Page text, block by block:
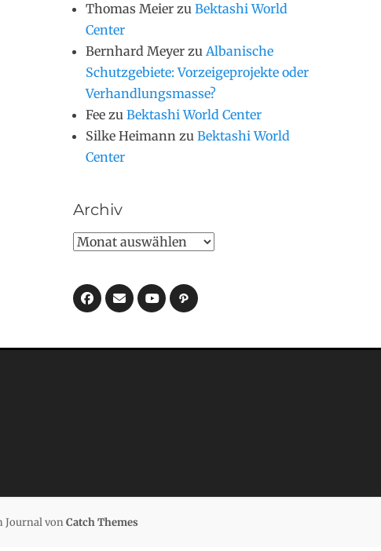
Thomas Meier zu Bektashi World
Center
Bernhard Meyer zu Albanische
Schutzgebiete: Vorzeigeprojekte oder
Verhandlungsmasse?
Fee zu Bektashi World Center
Silke Heimann zu Bektashi World
Center
Archiv
Archiv
Facebook
E-
MailYouTube
Pfad
Journal vonCatch Themes